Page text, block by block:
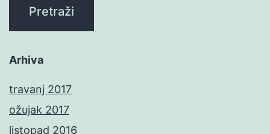
Arhiva
travanj 2017
ožujak 2017
listopad 2016